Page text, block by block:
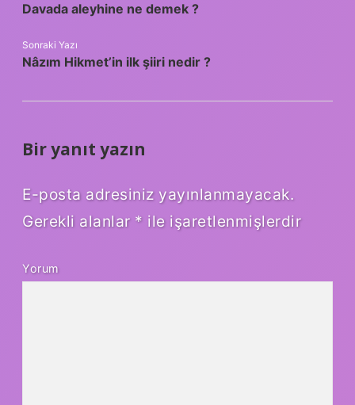
Davada aleyhine ne demek ?
Sonraki Yazı
Nâzım Hikmet’in ilk şiiri nedir ?
Bir yanıt yazın
E-posta adresiniz yayınlanmayacak.
Gerekli alanlar * ile işaretlenmişlerdir
Yorum